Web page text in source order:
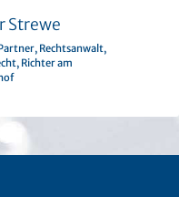
Strewe
Rechtsanwalt,
Richter am